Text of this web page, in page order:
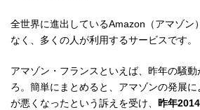
全世界に進出しているAmazon（アマゾン
なく、多くの人が利用するサービスです。
アマゾン・フランスといえば、昨年の騒動
ろ。簡単にまとめると、アマゾンの発展
が悪くなったという訴えを受け、 昨年